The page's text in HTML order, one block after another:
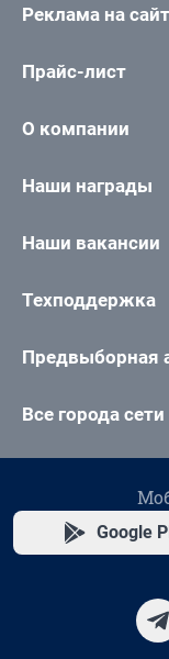
Реклама на
Прайс-лист
О компании
Наши награды
Наши вакансии
Техподдержка
Предвыборная
Все города сети
Google